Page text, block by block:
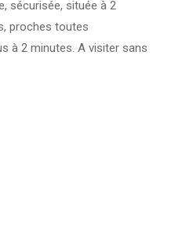
sécurisée, située à 2
proches toutes
à 2 minutes. A visiter sans